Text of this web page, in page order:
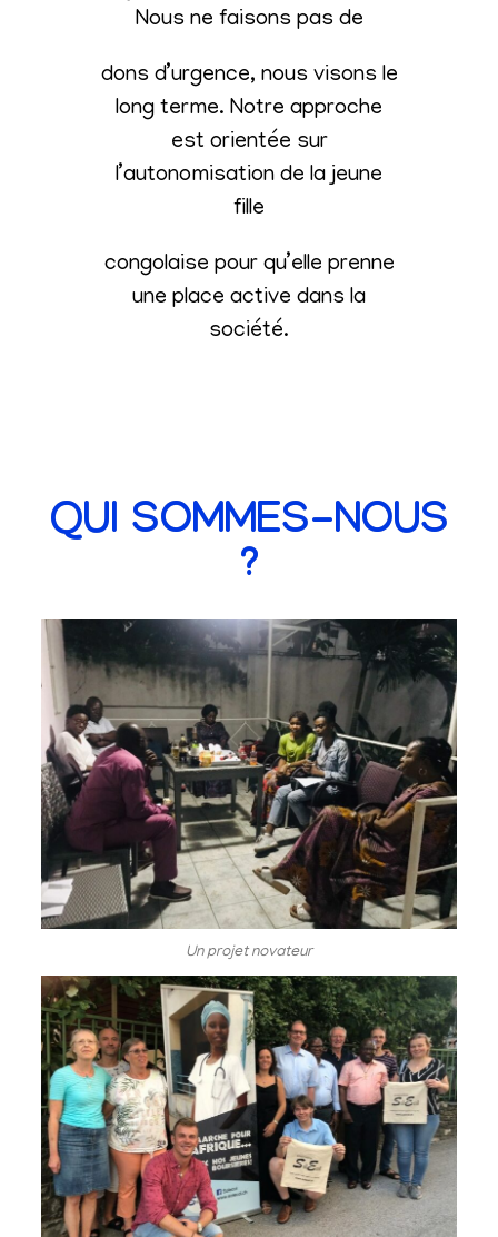
Nous ne faisons pas de
dons d’urgence, nous visons le
long terme. Notre approche
est orientée sur
l’autonomisation de la jeune
fille
congolaise pour qu’elle prenne
une place active dans la
société.
QUI SOMMES-NOUS
?
Un projet novateur